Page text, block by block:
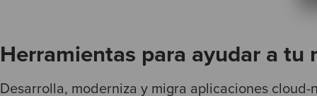
Herramientas para ayudar a tu
Desarrolla, moderniza y migra aplicaciones cloud-